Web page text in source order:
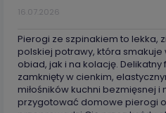
16.07.2026
Pierogi ze szpinakiem to lekka,
polskiej potrawy, która
obiad, jak i na kolację.
zamknięty w cienkim,
miłośników kuchni bezmięsnej i
przygotować domowe pierogi